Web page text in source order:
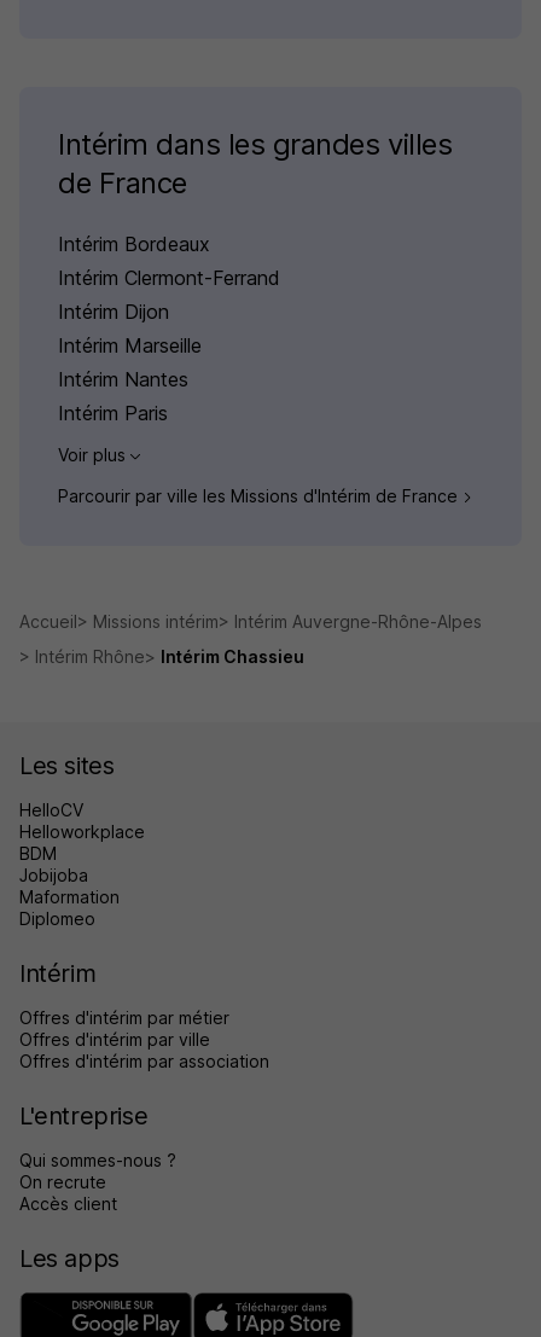
Intérim dans les grandes villes
de France
Intérim Bordeaux
Intérim Clermont-Ferrand
Intérim Dijon
Intérim Marseille
Intérim Nantes
Intérim Paris
Voir plus
Parcourir par ville les Missions d'Intérim de France
Accueil Missions intérim
Intérim Auvergne-Rhône-Alpes
Intérim Rhône
Intérim Chassieu
Les sites
HelloCV
Helloworkplace
BDM
Jobijoba
Maformation
Diplomeo
Intérim
Offres d'intérim par métier
Offres d'intérim par ville
Offres d'intérim par association
L'entreprise
Qui sommes-nous ?
On recrute
Accès client
Les apps